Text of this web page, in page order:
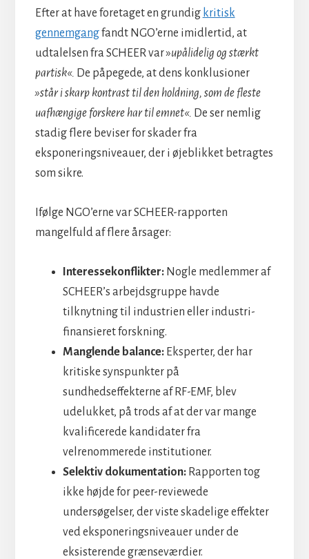
Efter at have foretaget en grundig kritisk
gennemgangfandt NGO’erne imidlertid, at
udtalelsen fra SCHEER var »upålidelig og stærkt
partisk«. De påpegede, at dens konklusioner
»står i skarp kontrast til den holdning, som de fleste
uafhængige forskere har til emnet«. De ser nemlig
stadig flere beviser for skader fra
eksponeringsniveauer, der i øjeblikket betragtes
som sikre.
Ifølge NGO’erne var SCHEER-rapporten
mangelfuld af flere årsager:
Interessekonflikter:Nogle medlemmer af
SCHEER’s arbejdsgruppe havde
tilknytning til industrien eller industri-
finansieret forskning.
Manglende balance:Eksperter, der har
kritiske synspunkter på
sundhedseffekterne af RF-EMF, blev
udelukket, på trods af at der var mange
kvalificerede kandidater fra
velrenommerede institutioner.
Selektiv dokumentation:Rapporten tog
ikke højde for peer-reviewede
undersøgelser, der viste skadelige effekter
ved eksponeringsniveauer under de
eksisterende grænseværdier.